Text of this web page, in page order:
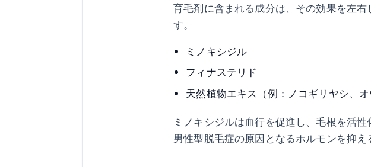
育毛剤に含まれる成分は、その効果を左
す。
ミノキシジル
フィナステリド
天然植物エキス（例：ノコギリヤシ、オ
ミノキシジルは血行を促進し、毛根を活
男性型脱毛症の原因となるホルモンを抑え